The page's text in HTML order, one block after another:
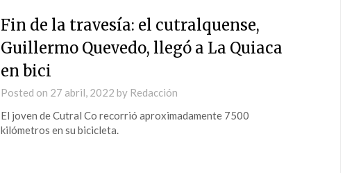
Fin de la travesía: el cutralquense,
Guillermo Quevedo, llegó a La Quiaca
en bici
Posted on 27 abril, 2022 by Redacción
El joven de Cutral Co recorrió aproximadamente 7500
kilómetros en su bicicleta.